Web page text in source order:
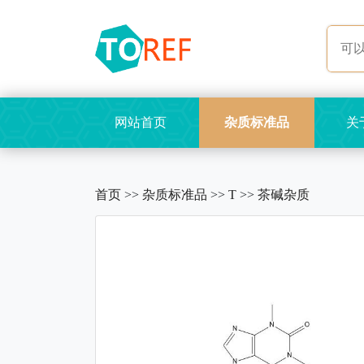
网站首页 杂质标准品 关
首页 >> 杂质标准品 >> T >> 茶碱杂质